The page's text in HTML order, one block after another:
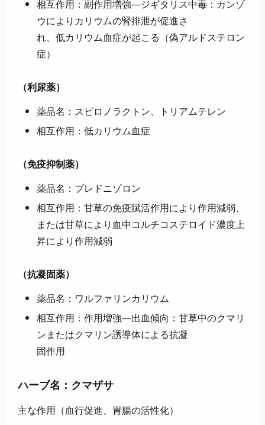
相互作用：副作用増強―ジギタリス中毒：カンゾ
ウによりカリウムの腎排泄が促進さ
れ、低カリウム血症が起こる（偽アルドステロン
症）
（利尿薬）
薬品名：スピロノラクトン、トリアムテレン
相互作用：低カリウム血症
（免疫抑制薬）
薬品名：プレドニゾロン
相互作用：甘草の免疫賦活作用により作用減弱、
または甘草により血中コルチコステロイド濃度上
昇により作用減弱
（抗凝固薬）
薬品名：ワルファリンカリウム
相互作用：作用増強―出血傾向：甘草中のクマリ
ンまたはクマリン誘導体による抗凝
固作用
ハーブ名：クマザサ
主な作用（血行促進、胃腸の活性化）